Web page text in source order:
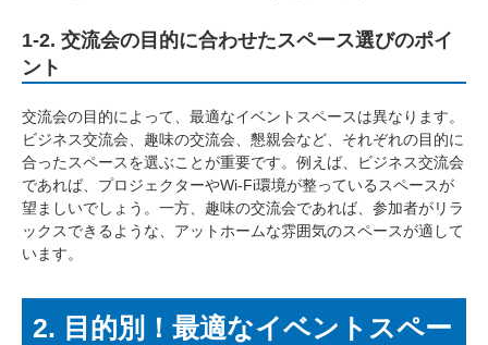
1-2. 交流会の目的に合わせたスペース選びのポイ
ント
交流会の目的によって、最適なイベントスペースは異なります。
ビジネス交流会、趣味の交流会、懇親会など、それぞれの目的に
合ったスペースを選ぶことが重要です。例えば、ビジネス交流会
であれば、プロジェクターやWi-Fi環境が整っているスペースが
望ましいでしょう。一方、趣味の交流会であれば、参加者がリラ
ックスできるような、アットホームな雰囲気のスペースが適して
います。
2. 目的別！最適なイベントスペー